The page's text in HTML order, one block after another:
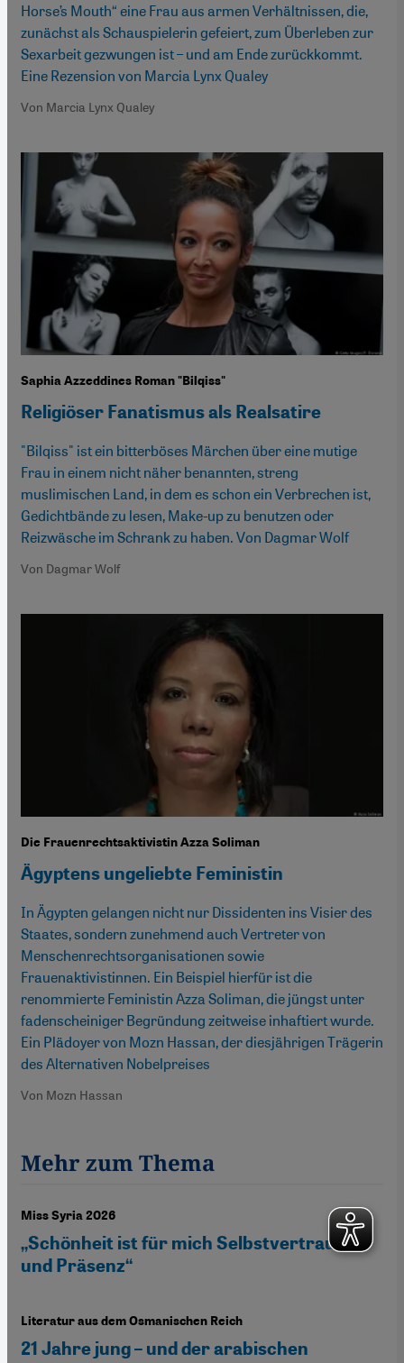
Horse’s Mouth“ eine Frau aus armen Verhältnissen, die,
zunächst als Schauspielerin gefeiert, zum Überleben zur
Sexarbeit gezwungen ist – und am Ende zurückkommt.
Eine Rezension von Marcia Lynx Qualey
Von Marcia Lynx Qualey
Saphia Azzeddines Roman "Bilqiss"
Religiöser Fanatismus als Realsatire
"Bilqiss" ist ein bitterböses Märchen über eine mutige
Frau in einem nicht näher benannten, streng
muslimischen Land, in dem es schon ein Verbrechen ist,
Gedichtbände zu lesen, Make-up zu benutzen oder
Reizwäsche im Schrank zu haben. Von Dagmar Wolf
Von Dagmar Wolf
Die Frauenrechtsaktivistin Azza Soliman
Ägyptens ungeliebte Feministin
In Ägypten gelangen nicht nur Dissidenten ins Visier des
Staates, sondern zunehmend auch Vertreter von
Menschenrechtsorganisationen sowie
Frauenaktivistinnen. Ein Beispiel hierfür ist die
renommierte Feministin Azza Soliman, die jüngst unter
fadenscheiniger Begründung zeitweise inhaftiert wurde.
Ein Plädoyer von Mozn Hassan, der diesjährigen Trägerin
des Alternativen Nobelpreises
Von Mozn Hassan
Mehr zum Thema
Miss Syria 2026
„Schönheit ist für mich Selbstvertrauen
und Präsenz“
Literatur aus dem Osmanischen Reich
21 Jahre jung – und der arabischen